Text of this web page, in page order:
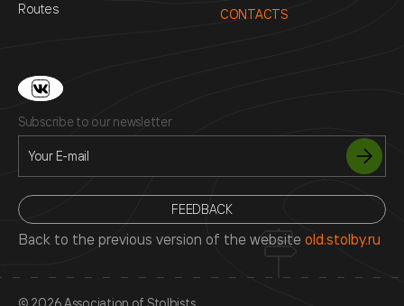
Routes
CONTACTS
Subscribe to our newsletter
FEEDBACK
Back to the previous version of the website old.stolby.ru
© 2026 Association of Stolbists